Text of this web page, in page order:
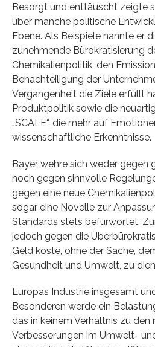
Besorgt und enttäuscht zeigte
über manche politische
Ebene. Als Beispiele nannte er
zunehmende Bürokratisierung
Chemikalienpolitik, den
Benachteiligung der
Vergangenheit die Ziele erfüllt
Produktpolitik sowie die
„SCALE“, die mehr auf
wissenschaftliche Erkenntnisse.
Bayer wehre sich weder gegen
noch gegen sinnvolle
gegen eine neue
sogar eine Novelle zur
Standards stets befürwortet.
jedoch gegen die
Geld koste, ohne der Sache,
Gesundheit und Umwelt, zu
Europas Industrie insgesamt
Besonderen werde ein
das in keinem Verhältnis zu den
Verbesserungen im Umwelt-